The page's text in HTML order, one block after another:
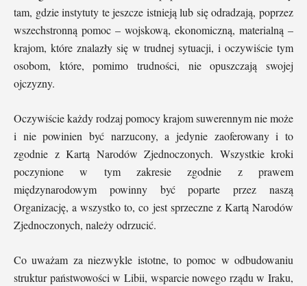
tam, gdzie instytuty te jeszcze istnieją lub się odradzają, poprzez
wszechstronną pomoc – wojskową, ekonomiczną, materialną –
krajom, które znalazły się w trudnej sytuacji, i oczywiście tym
osobom, które, pomimo trudności, nie opuszczają swojej
ojczyzny.
Oczywiście każdy rodzaj pomocy krajom suwerennym nie może
i nie powinien być narzucony, a jedynie zaoferowany i to
zgodnie z Kartą Narodów Zjednoczonych. Wszystkie kroki
poczynione w tym zakresie zgodnie z prawem
międzynarodowym powinny być poparte przez naszą
Organizację, a wszystko to, co jest sprzeczne z Kartą Narodów
Zjednoczonych, należy odrzucić.
Co uważam za niezwykle istotne, to pomoc w odbudowaniu
struktur państwowości w Libii, wsparcie nowego rządu w Iraku,